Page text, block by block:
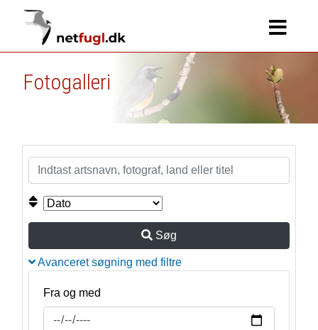
Fotogalleri
Søg
Avanceret søgning med filtre
Fra og med